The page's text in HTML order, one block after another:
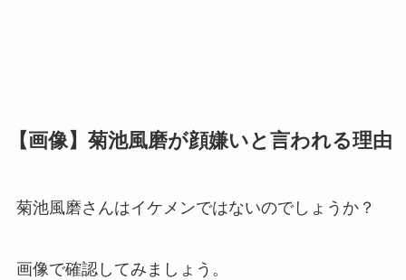
【画像】菊池風磨が顔嫌いと言われる理由
菊池風磨さんはイケメンではないのでしょうか？
画像で確認してみましょう。